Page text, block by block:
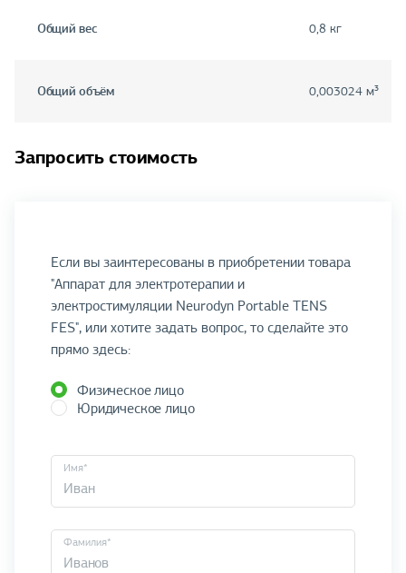
Общий вес 0,8 кг
Общий объём 0,003024 м³
Запросить стоимость
Если вы заинтересованы в приобретении товара
"Аппарат для электротерапии и
электростимуляции Neurodyn Portable TENS
FES", или хотите задать вопрос, то сделайте это
прямо здесь:
Физическое лицо
Юридическое лицо
Имя*
Фамилия*